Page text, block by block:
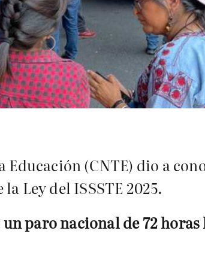
(CNTE) dio a
Ley del ISSSTE 2025.
paro nacional de 72 horas